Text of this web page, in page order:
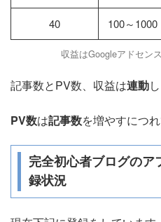
40 100～1000
収益はGoogleアドセン
記事数とPV数、収益は連動
PV数は記事数を増やすにつ
完全初心者ブログのア
録状況